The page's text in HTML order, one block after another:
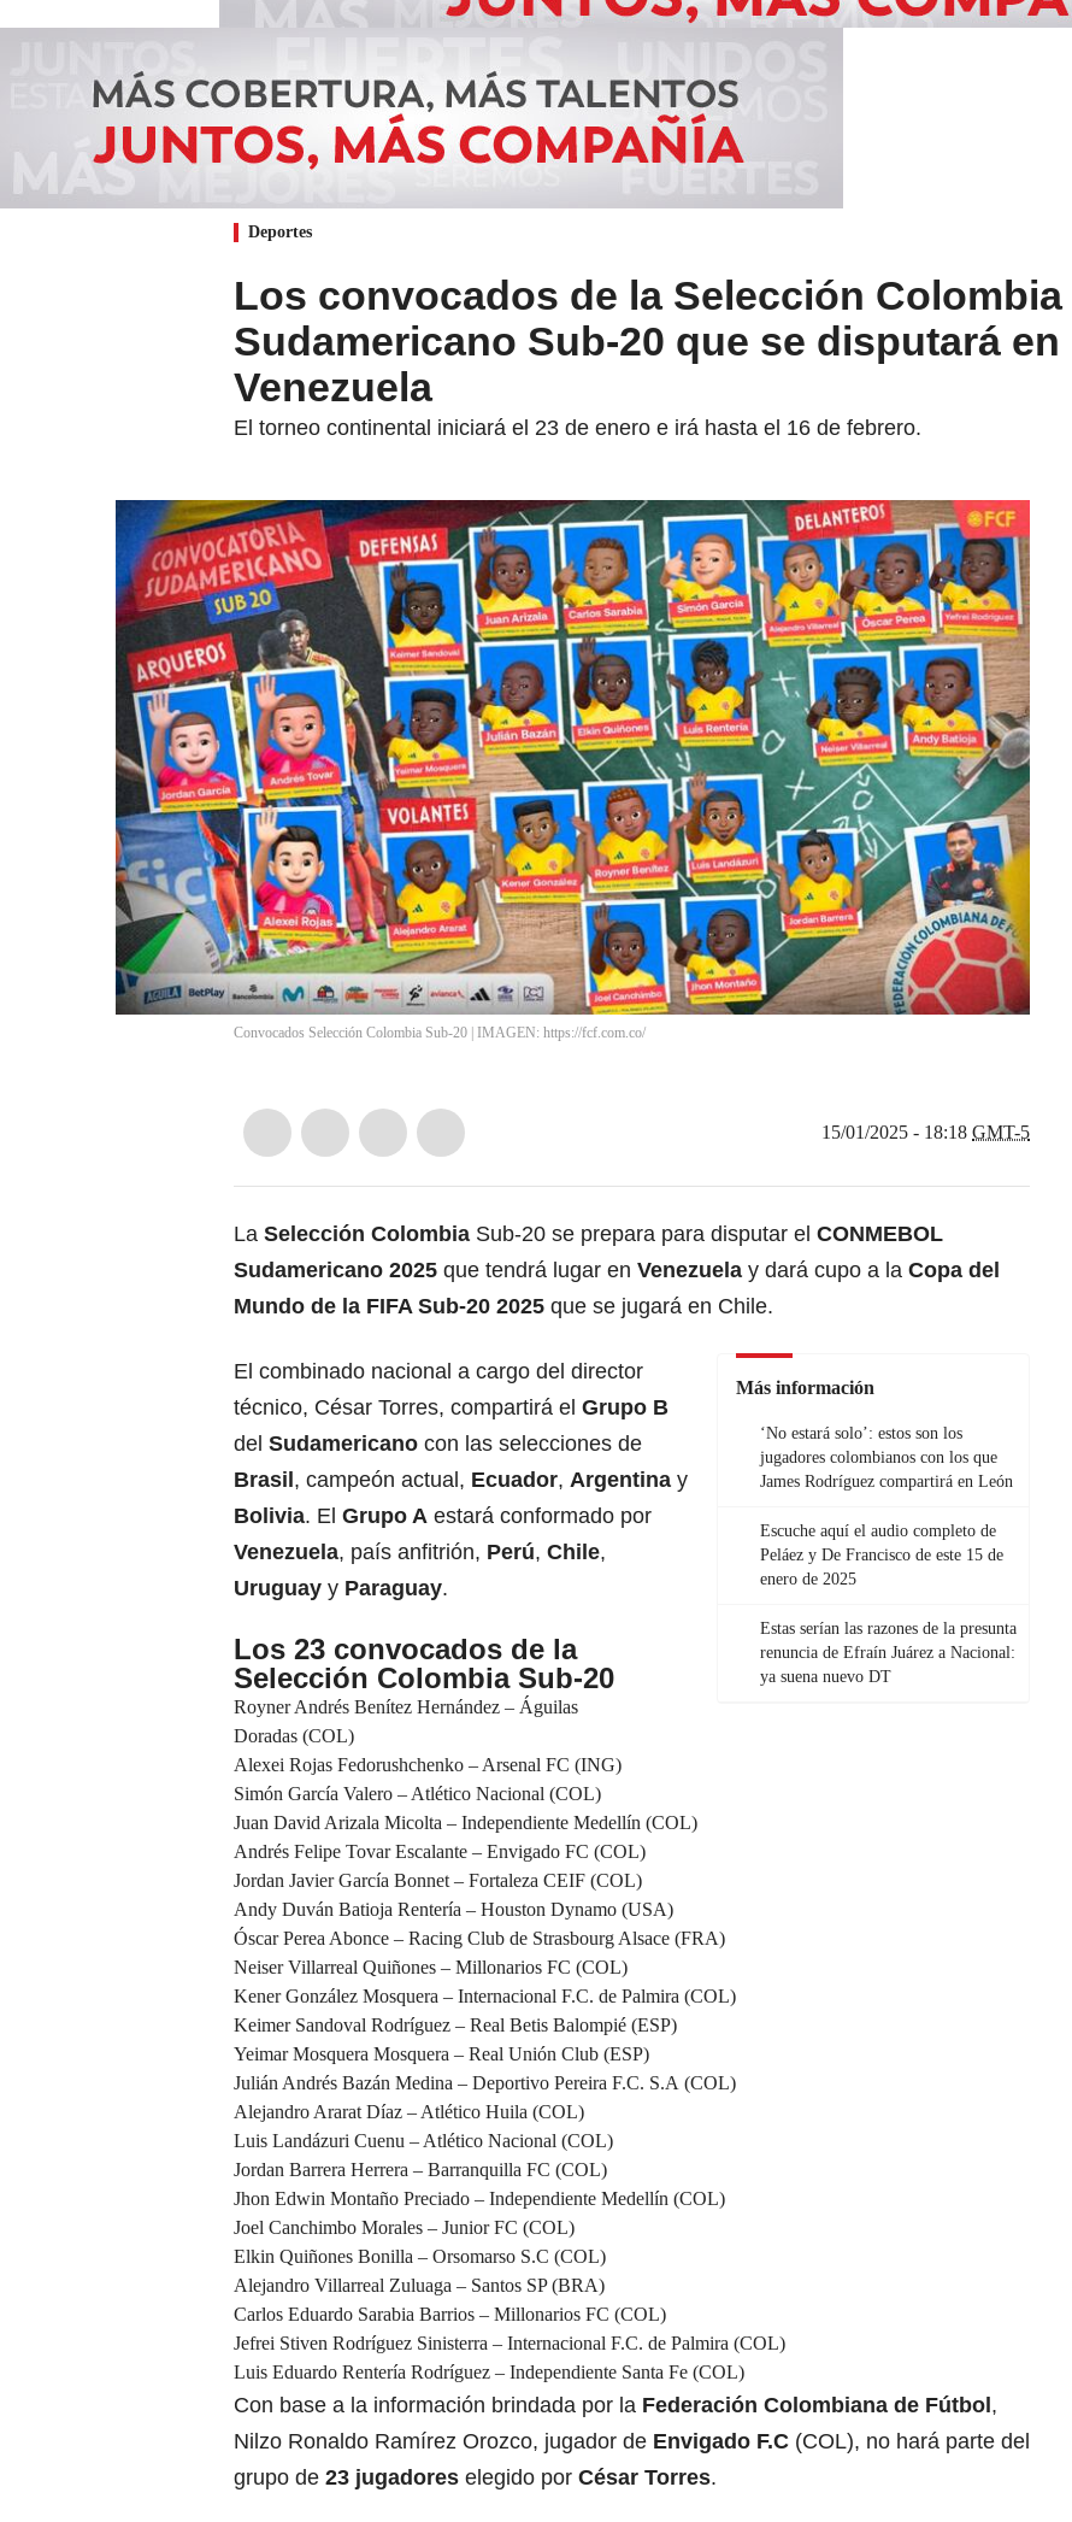
Deportes
Los convocados de la Selección Colombia
Sudamericano Sub-20 que se disputará en
Venezuela
El torneo continental iniciará el 23 de enero e irá hasta el 16 de febrero.
Convocados Selección Colombia Sub-20 | IMAGEN: https://fcf.com.co/
15/01/2025 - 18:18 GMT-5
La Selección Colombia Sub-20 se prepara para disputar el CONMEBOL
Sudamericano 2025 que tendrá lugar en Venezuela y dará cupo a la Copa del
Mundo de la FIFA Sub-20 2025 que se jugará en Chile.
Más información
‘No estará solo’: estos son los
jugadores colombianos con los que
James Rodríguez compartirá en León
Escuche aquí el audio completo de
Peláez y De Francisco de este 15 de
enero de 2025
Estas serían las razones de la presunta
renuncia de Efraín Juárez a Nacional:
ya suena nuevo DT
El combinado nacional a cargo del director
técnico, César Torres, compartirá el Grupo B
del Sudamericano con las selecciones de
Brasil, campeón actual, Ecuador, Argentina y
Bolivia. El Grupo A estará conformado por
Venezuela, país anfitrión, Perú, Chile,
Uruguay y Paraguay.
Los 23 convocados de la
Selección Colombia Sub-20
Royner Andrés Benítez Hernández – Águilas
Doradas (COL)
Alexei Rojas Fedorushchenko – Arsenal FC (ING)
Simón García Valero – Atlético Nacional (COL)
Juan David Arizala Micolta – Independiente Medellín (COL)
Andrés Felipe Tovar Escalante – Envigado FC (COL)
Jordan Javier García Bonnet – Fortaleza CEIF (COL)
Andy Duván Batioja Rentería – Houston Dynamo (USA)
Óscar Perea Abonce – Racing Club de Strasbourg Alsace (FRA)
Neiser Villarreal Quiñones – Millonarios FC (COL)
Kener González Mosquera – Internacional F.C. de Palmira (COL)
Keimer Sandoval Rodríguez – Real Betis Balompié (ESP)
Yeimar Mosquera Mosquera – Real Unión Club (ESP)
Julián Andrés Bazán Medina – Deportivo Pereira F.C. S.A (COL)
Alejandro Ararat Díaz – Atlético Huila (COL)
Luis Landázuri Cuenu – Atlético Nacional (COL)
Jordan Barrera Herrera – Barranquilla FC (COL)
Jhon Edwin Montaño Preciado – Independiente Medellín (COL)
Joel Canchimbo Morales – Junior FC (COL)
Elkin Quiñones Bonilla – Orsomarso S.C (COL)
Alejandro Villarreal Zuluaga – Santos SP (BRA)
Carlos Eduardo Sarabia Barrios – Millonarios FC (COL)
Jefrei Stiven Rodríguez Sinisterra – Internacional F.C. de Palmira (COL)
Luis Eduardo Rentería Rodríguez – Independiente Santa Fe (COL)
Con base a la información brindada por la Federación Colombiana de Fútbol,
Nilzo Ronaldo Ramírez Orozco, jugador de Envigado F.C (COL), no hará parte del
grupo de 23 jugadores elegido por César Torres.